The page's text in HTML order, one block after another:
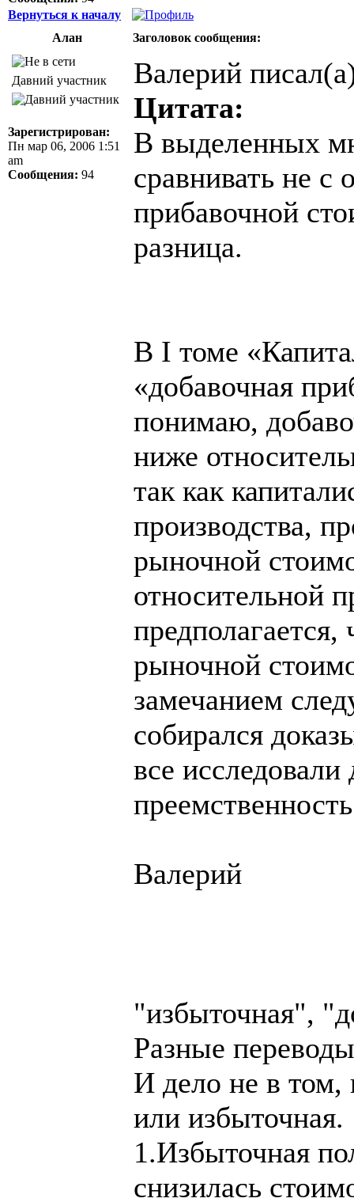
Вернуться к началу
Алан
Заголовок сообщения:
Давний участник
Зарегистрирован:
Пн мар 06, 2006 1:51
am
Сообщения: 94
Валерий
Цитата:
В выделенных
сравнивать не с
прибавочной
разница.
В I томе
«добавочная
понимаю,
ниже
так как
производства,
рыночной
относительной
рыночной
замечанием
собирался
все
Валерий
"избыточная",
Разные
И дело не в том,
или избыточная.
1.Избыточная
снизилась